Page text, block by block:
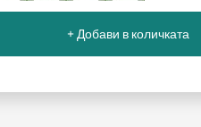
+ Добави в количката